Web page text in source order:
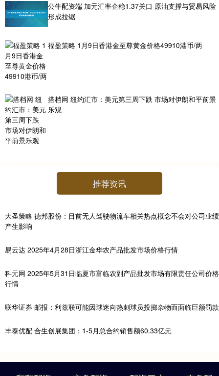
公牛配资端 加元汇率企稳1.37关口 原油支撑与贸易风险
形成拉锯
福盈策略 1月9日香港金至尊黄金价格49910港币/两
搭档网 纽约汇市：美元第三周下跌 市场对伊朗和平前景
乐观
推荐资讯
大圣策略 德邦股份：目前无人驾驶物流车相关热点概念不会对公司业绩
产生影响
易云达 2025年4月28日浙江金华农产品批发市场价格行情
科元网 2025年5月31日临夏市富临农副产品批发市场有限责任公司价格
行情
联华证券 邮报：利兹联可能因球迷向热刺球员投掷杂物而面临巨额罚款
丰泰优配 合生创展集团：1-5月总合约销售额60.33亿元